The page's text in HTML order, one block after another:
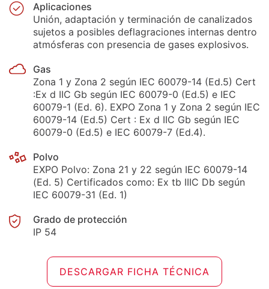
Aplicaciones
Unión, adaptación y terminación de canalizados
sujetos a posibles deflagraciones internas dentro
atmósferas con presencia de gases explosivos.
Gas
Zona 1 y Zona 2 según IEC 60079-14 (Ed.5) Cert
:Ex d IIC Gb según IEC 60079-0 (Ed.5) e IEC
60079-1 (Ed. 6). EXPO Zona 1 y Zona 2 según IEC
60079-14 (Ed.5) Cert : Ex d IIC Gb según IEC
60079-0 (Ed.5) e IEC 60079-7 (Ed.4).
Polvo
EXPO Polvo: Zona 21 y 22 según IEC 60079-14
(Ed. 5) Certificados como: Ex tb IIIC Db según
IEC 60079-31 (Ed. 1)
Grado de protección
IP 54
DESCARGAR FICHA TÉCNICA